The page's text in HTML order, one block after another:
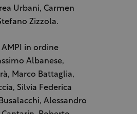
Urbani, Carmen
Zizzola.
in ordine
Albanese,
Marco Battaglia,
Silvia Federica
Alessandro